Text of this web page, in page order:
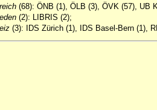
(68): ÖNB (1), ÖLB (3), ÖVK (57), UB
(2): LIBRIS (2);
(3): IDS Zürich (1), IDS Basel-Bern (1),